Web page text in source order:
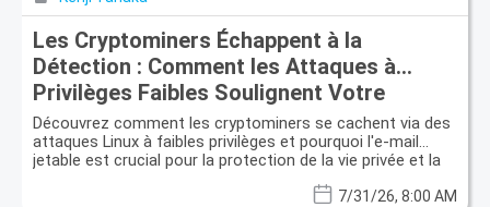
Les Cryptominers Échappent à la
Détection : Comment les Attaques à
Privilèges Faibles Soulignent Votre
Besoin de Sécurité E-mail Jetable
Découvrez comment les cryptominers se cachent via des
attaques Linux à faibles privilèges et pourquoi l'e-mail
jetable est crucial pour la protection de la vie privée et la
7/31/26, 8:00 AM